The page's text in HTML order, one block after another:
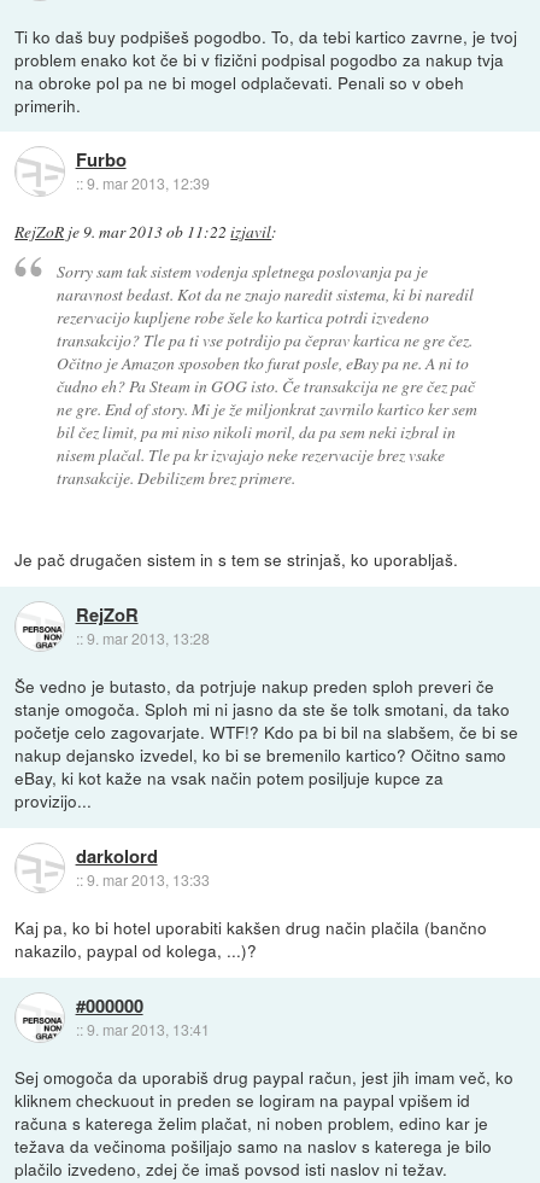
Ti ko daš buy podpišeš pogodbo. To, da tebi kartico zavrne, je tvoj
problem enako kot če bi v fizični podpisal pogodbo za nakup tvja
na obroke pol pa ne bi mogel odplačevati. Penali so v obeh
primerih.
Furbo
::9. mar 2013, 12:39
RejZoR je9. mar 2013 ob 11:22 izjavil:
Sorry sam tak sistem vodenja spletnega poslovanja pa je
naravnost bedast. Kot da ne znajo naredit sistema, ki bi naredil
rezervacijo kupljene robe šele ko kartica potrdi izvedeno
transakcijo? Tle pa ti vse potrdijo pa čeprav kartica ne gre čez.
Očitno je Amazon sposoben tko furat posle, eBay pa ne. A ni to
čudno eh? Pa Steam in GOG isto. Če transakcija ne gre čez pač
ne gre. End of story. Mi je že miljonkrat zavrnilo kartico ker sem
bil čez limit, pa mi niso nikoli moril, da pa sem neki izbral in
nisem plačal. Tle pa kr izvajajo neke rezervacije brez vsake
transakcije. Debilizem brez primere.
Je pač drugačen sistem in s tem se strinjaš, ko uporabljaš.
RejZoR
::9. mar 2013, 13:28
Še vedno je butasto, da potrjuje nakup preden sploh preveri če
stanje omogoča. Sploh mi ni jasno da ste še tolk smotani, da tako
početje celo zagovarjate. WTF!? Kdo pa bi bil na slabšem, če bi se
nakup dejansko izvedel, ko bi se bremenilo kartico? Očitno samo
eBay, ki kot kaže na vsak način potem posiljuje kupce za
provizijo...
darkolord
::9. mar 2013, 13:33
Kaj pa, ko bi hotel uporabiti kakšen drug način plačila (bančno
nakazilo, paypal od kolega, ...)?
#000000
::9. mar 2013, 13:41
Sej omogoča da uporabiš drug paypal račun, jest jih imam več, ko
kliknem checkuout in preden se logiram na paypal vpišem id
računa s katerega želim plačat, ni noben problem, edino kar je
težava da večinoma pošiljajo samo na naslov s katerega je bilo
plačilo izvedeno, zdej če imaš povsod isti naslov ni težav.